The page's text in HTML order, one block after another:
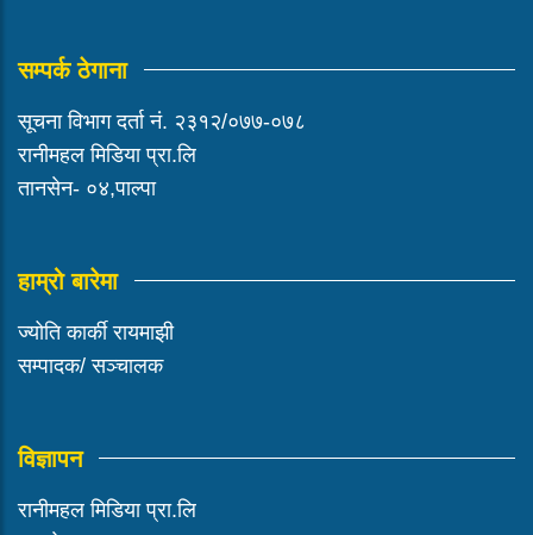
सम्पर्क ठेगाना
सूचना विभाग दर्ता नं. २३१२/०७७-०७८
रानीमहल मिडिया प्रा.लि
तानसेन- ०४,पाल्पा
हाम्रो बारेमा
ज्योति कार्की रायमाझी
सम्पादक/ सञ्चालक
विज्ञापन
रानीमहल मिडिया प्रा.लि